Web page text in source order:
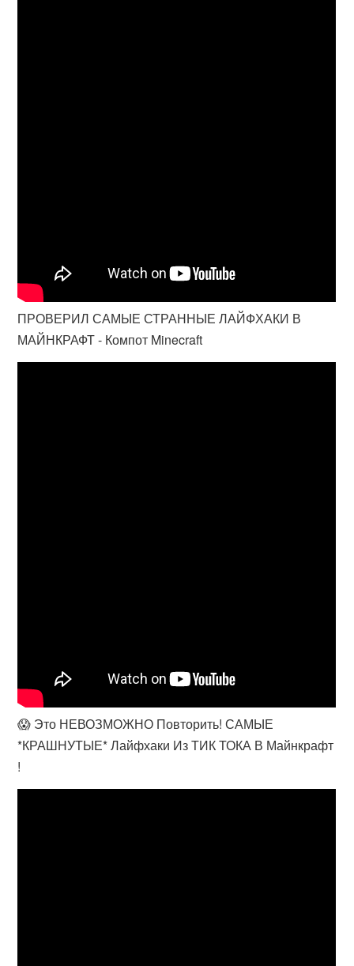
ПРОВЕРИЛ САМЫЕ СТРАННЫЕ ЛАЙФХАКИ В
МАЙНКРАФТ - Компот Minecraft
😱 Это НЕВОЗМОЖНО Повторить! САМЫЕ
*КРАШНУТЫЕ* Лайфхаки Из ТИК ТОКА В Майнкрафт
!